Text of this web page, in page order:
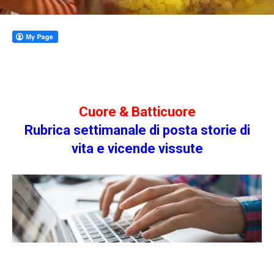
Cuore & Batticuore
Rubrica settimanale di posta storie di
vita e vicende vissute